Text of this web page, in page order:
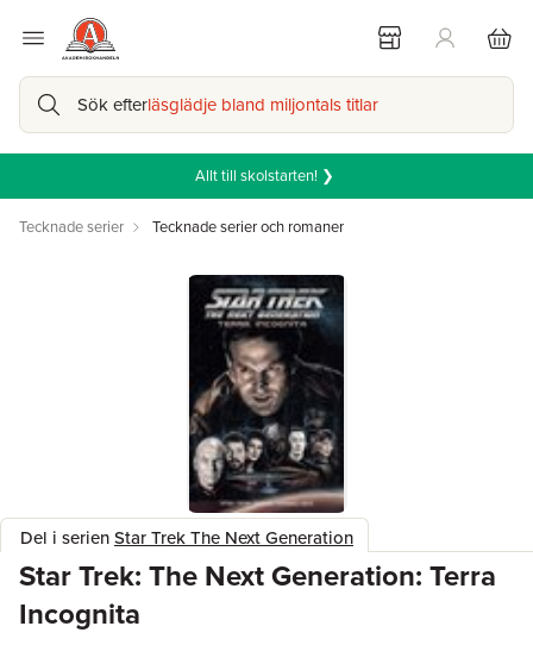
Sök efterläsglädje bland miljontals titlar
Allt till skolstarten! ❯
Tecknade serier Tecknade serier och romaner
Del i serienStar Trek The Next Generation
Star Trek: The Next Generation: Terra
Incognita